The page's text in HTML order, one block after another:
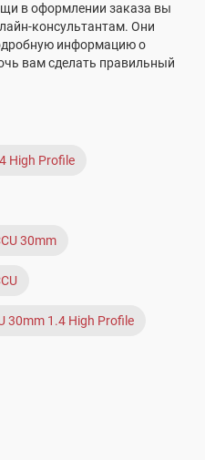
в оформлении заказа вы
консультантам. Они
информацию о
вам сделать правильный
High Profile
30mm
30mm 1.4 High Profile